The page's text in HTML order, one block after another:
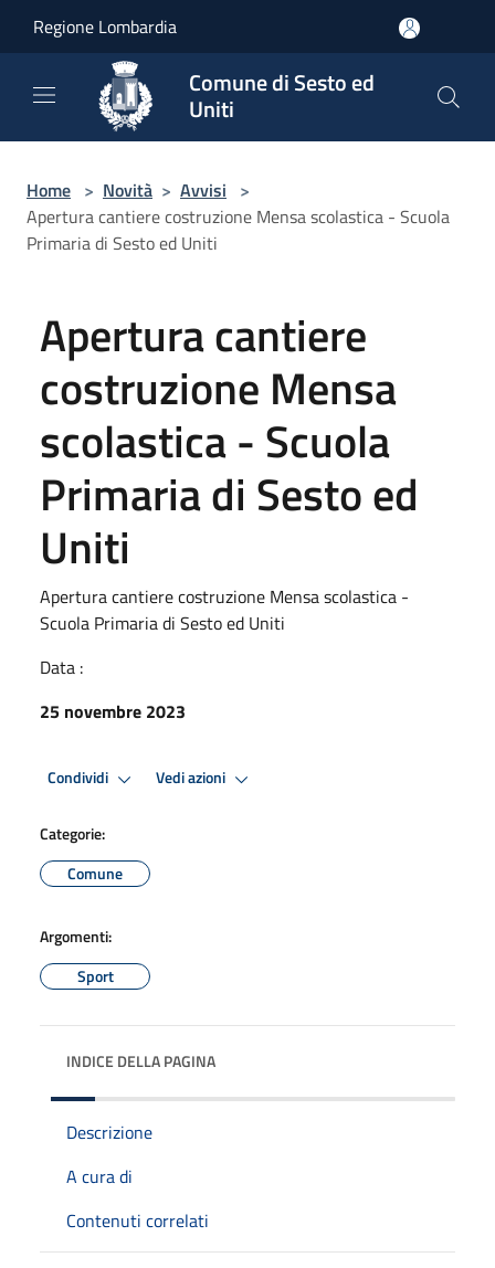
Regione Lombardia
Comune di Sesto ed
Uniti
Home > Novità > Avvisi >
Apertura cantiere costruzione Mensa scolastica - Scuola
Primaria di Sesto ed Uniti
Apertura cantiere
costruzione Mensa
scolastica - Scuola
Primaria di Sesto ed
Uniti
Apertura cantiere costruzione Mensa scolastica -
Scuola Primaria di Sesto ed Uniti
Data :
25 novembre 2023
Condividi Vedi azioni
Categorie:
Comune
Argomenti:
Sport
INDICE DELLA PAGINA
Descrizione
A cura di
Contenuti correlati